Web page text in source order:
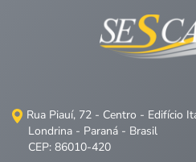
Rua Piauí, 72 - Centro - Edifício
Londrina - Paraná - Brasil
CEP: 86010-420